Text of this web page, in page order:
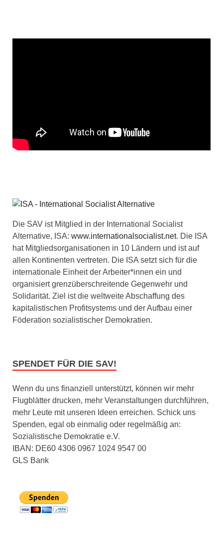
Die SAV ist Mitglied in der International Socialist
Alternative, ISA: www.internationalsocialist.net. Die ISA
hat Mitgliedsorganisationen in 10 Ländern und ist auf
allen Kontinenten vertreten. Die ISA setzt sich für die
internationale Einheit der Arbeiter*innen ein und
organisiert grenzüberschreitende Gegenwehr und
Solidarität. Ziel ist die weltweite Abschaffung des
kapitalistischen Profitsystems und der Aufbau einer
Föderation sozialistischer Demokratien.
SPENDET FÜR DIE SAV!
Wenn du uns finanziell unterstützt, können wir mehr
Flugblätter drucken, mehr Veranstaltungen durchführen,
mehr Leute mit unseren Ideen erreichen. Schick uns
Spenden, egal ob einmalig oder regelmäßig an:
Sozialistische Demokratie e.V.
IBAN: DE60 4306 0967 1024 9547 00
GLS Bank